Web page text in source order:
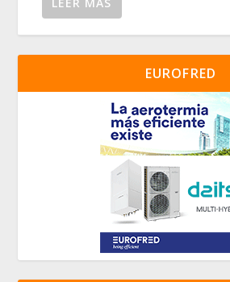
EUROFRED